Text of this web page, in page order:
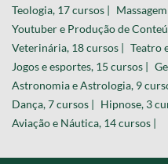
Teologia, 17 cursos |
Youtuber e Produção de
Veterinária, 18 cursos | Teatro
Jogos e esportes, 15 cursos |
Astronomia e Astrologia, 9
Dança, 7 cursos | Hipnose, 3
Aviação e Náutica, 14 cursos |